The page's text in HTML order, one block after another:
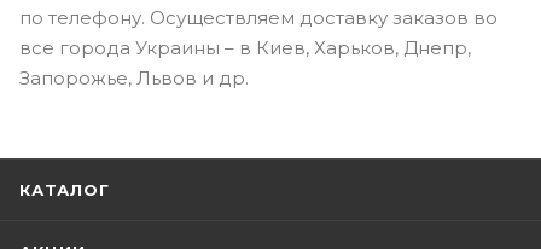
по телефону. Осуществляем доставку заказов во
все города Украины – в Киев, Харьков, Днепр,
Запорожье, Львов и др.
КАТАЛОГ